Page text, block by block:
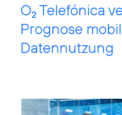
O2 Telefónica
Prognose
Datennutzung